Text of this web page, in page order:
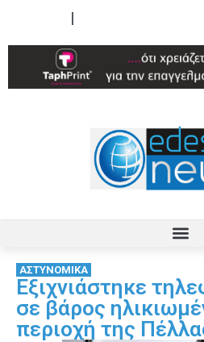
ΑΣΤΥΝΟΜΙΚΑ
Εξιχνιάστηκε
σε βάρος
περιοχή της